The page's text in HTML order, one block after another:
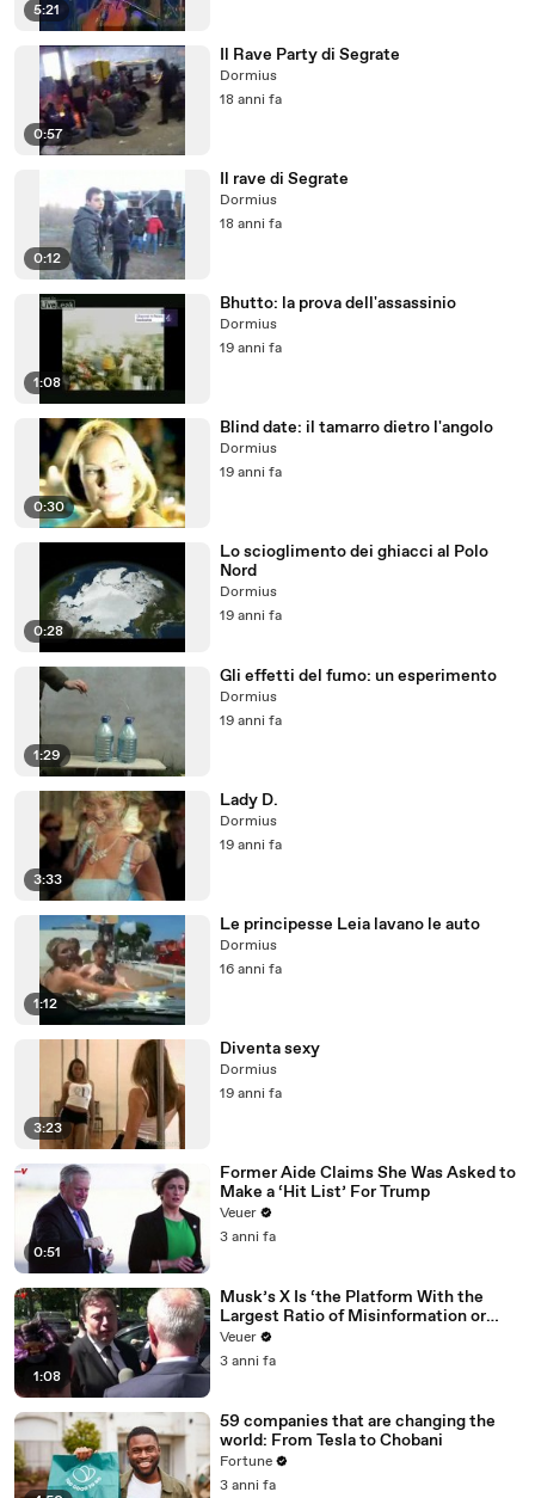
5:21
0:57
Il Rave Party di Segrate
Dormius
18 anni fa
0:12
Il rave di Segrate
Dormius
18 anni fa
1:08
Bhutto: la prova dell'assassinio
Dormius
19 anni fa
0:30
Blind date: il tamarro dietro l'angolo
Dormius
19 anni fa
0:28
Lo scioglimento dei ghiacci al Polo
Nord
Dormius
19 anni fa
1:29
Gli effetti del fumo: un esperimento
Dormius
19 anni fa
3:33
Lady D.
Dormius
19 anni fa
1:12
Le principesse Leia lavano le auto
Dormius
16 anni fa
3:23
Diventa sexy
Dormius
19 anni fa
0:51
Former Aide Claims She Was Asked to
Make a ‘Hit List’ For Trump
Veuer
3 anni fa
1:08
Musk’s X Is ‘the Platform With the
Largest Ratio of Misinformation or
Disinformation’ Amongst All Social
Media Platforms
Veuer
3 anni fa
59 companies that are changing the
world: From Tesla to Chobani
Fortune
3 anni fa